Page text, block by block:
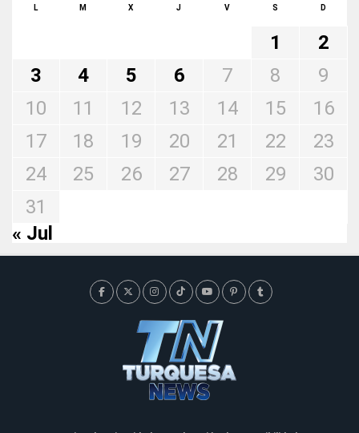
L M X J V S D
1
2
3
4 5 6 7 8
9
10
11 12 13 14 15
16
17
18 19 20 21 22
23
24
25 26 27 28 29
30
31
« Jul